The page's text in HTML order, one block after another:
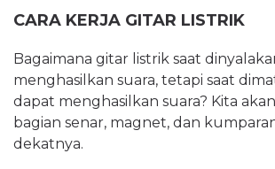
CARA KERJA GITAR LISTRIK
Bagaimana gitar listrik saat
menghasilkan suara, tetapi saat
dapat menghasilkan suara? Kita
bagian senar, magnet, dan
dekatnya.